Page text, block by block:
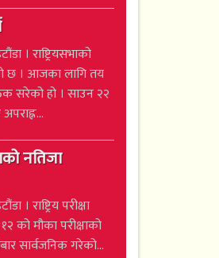
। राष्ट्रियसभाको
। आजका लागि तय
सरेको हो । साउन २२
नतिजा
। राष्ट्रिय परीक्षा
को मौका परीक्षाको
सार्वजनिक गरेको...